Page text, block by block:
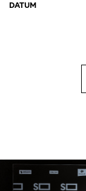
DATUM